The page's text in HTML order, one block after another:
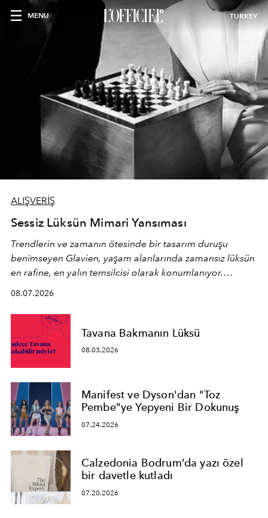
MENU TURKEY
ALIŞVERİŞ
Sessiz Lüksün Mimari Yansıması
Trendlerin ve zamanın ötesinde bir tasarım duruşu
benimseyen Glavien, yaşam alanlarında zamansız lüksün
en rafine, en yalın temsilcisi olarak konumlanıyor.
en yeni seçkisiyle bu imza felsefesini mekanlara taşıyor.
08.07.2026
Tavana Bakmanın Lüksü
08.03.2026
Manifest ve Dyson'dan "Toz
Pembe"ye Yepyeni Bir Dokunuş
07.24.2026
Calzedonia Bodrum’da yazı özel
bir davetle kutladı
07.20.2026